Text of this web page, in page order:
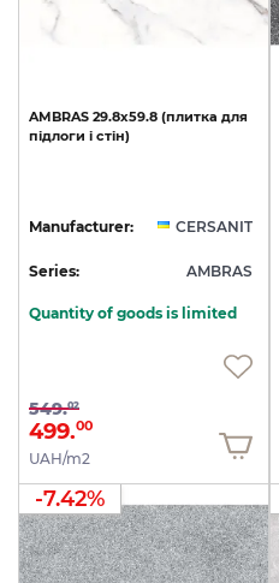
AMBRAS 29.8х59.8 (плитка для
підлоги і стін)
Manufacturer: CERSANIT
Series: AMBRAS
Quantity of goods is limited
549.02
499.00
UAH/m2
-7.42%